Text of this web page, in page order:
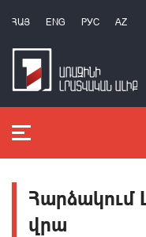
ՀԱՅ ENG РУС AZ
Հարձակում
վրա